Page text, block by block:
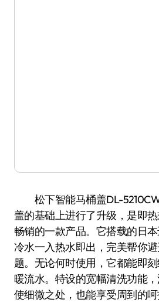
松下智能马桶盖DL-
盖的基础上进行了升级，是即
畅销的一款产品。它搭载的日
冷水一入热水即出，完美帮你
题。无论何时使用，它都能即
暖流水。特设的宽幅清洗功能
使细微之处，也能享受周到的呵